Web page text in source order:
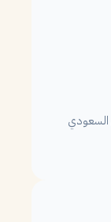
السعودي